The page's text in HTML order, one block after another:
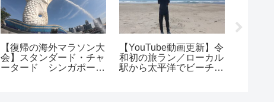
【復帰の海外マラソン大
会】スタンダード・チャ
ータード シンガポール
【YouTube動画更新】令
和初の旅ラン／ローカル
駅から太平洋でビーチラ